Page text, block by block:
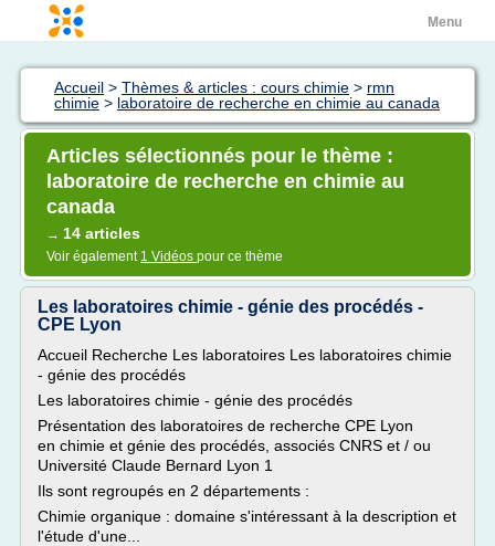
Menu
Accueil > Thèmes & articles : cours chimie > rmn
chimie > laboratoire de recherche en chimie au canada
Articles sélectionnés pour le thème :
laboratoire de recherche en chimie au
canada
→ 14 articles
Voir également 1 Vidéos pour ce thème
Les laboratoires chimie - génie des procédés -
CPE Lyon
Accueil Recherche Les laboratoires Les laboratoires chimie
- génie des procédés
Les laboratoires chimie - génie des procédés
Présentation des laboratoires de recherche CPE Lyon
en chimie et génie des procédés, associés CNRS et / ou
Université Claude Bernard Lyon 1
Ils sont regroupés en 2 départements :
Chimie organique : domaine s'intéressant à la description et
l'étude d'une...